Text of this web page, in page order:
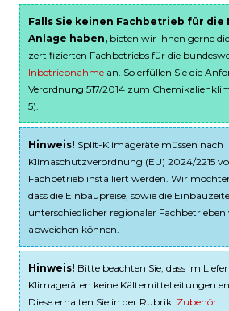
Falls Sie keinen Fachbetrieb für die
Anlage haben, bieten wir Ihnen gerne
zertifizierten Fachbetriebs für die
Inbetriebnahme an. So erfüllen Sie die
Verordnung 517/2014 zum
5).
Hinweis! Split-Klimageräte müssen nach
Klimaschutzverordnung (EU) 2024/2215
Fachbetrieb installiert werden. Wir
dass die Einbaupreise, sowie die
unterschiedlicher regionaler
abweichen können.
Hinweis! Bitte beachten Sie, dass im
Klimageräten keine Kältemittelleitungen
Diese erhalten Sie in der Rubrik: Zubehör